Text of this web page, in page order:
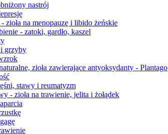
nastrój
zioła na menopauzę i libido żeńskie
- zatoki, gardło, kaszel
grzyby
zioła zawierające antyoksydanty - Plantago
stawy i reumatyzm
- zioła na trawienie, jelita i żołądek